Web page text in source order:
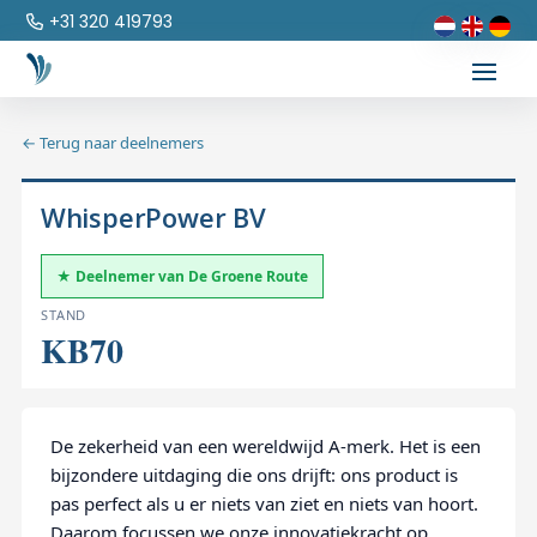
+31 320 419793
← Terug naar deelnemers
WhisperPower BV
★ Deelnemer van De Groene Route
STAND
KB70
De zekerheid van een wereldwijd A-merk. Het is een
bijzondere uitdaging die ons drijft: ons product is
pas perfect als u er niets van ziet en niets van hoort.
Daarom focussen we onze innovatiekracht op